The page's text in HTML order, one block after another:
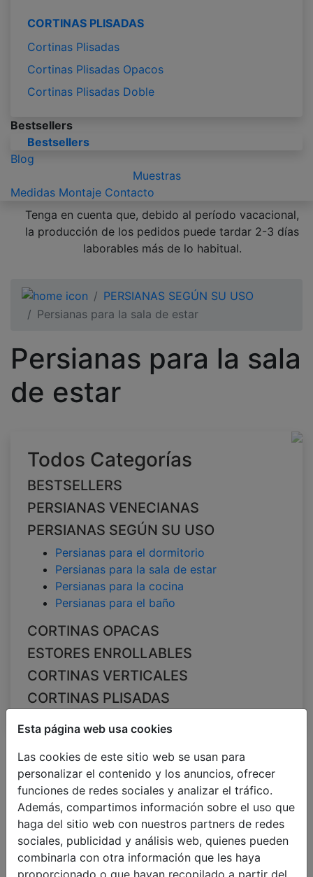
Esta página web usa cookies
Las cookies de este sitio web se usan para
personalizar el contenido y los anuncios, ofrecer
funciones de redes sociales y analizar el tráfico.
Además, compartimos información sobre el uso que
haga del sitio web con nuestros partners de redes
sociales, publicidad y análisis web, quienes pueden
combinarla con otra información que les haya
proporcionado o que hayan recopilado a partir del
CORTINAS PLISADAS
Cortinas Plisadas
Cortinas Plisadas Opacos
Cortinas Plisadas Doble
Bestsellers
Bestsellers
Blog
Muestras
Medidas Montaje Contacto
Tenga en cuenta que, debido al período vacacional,
la producción de los pedidos puede tardar 2-3 días
laborables más de lo habitual.
PERSIANAS SEGÚN SU USO
Persianas para la sala de estar
Persianas para la sala
de estar
Todos Categorías
BESTSELLERS
PERSIANAS VENECIANAS
PERSIANAS SEGÚN SU USO
Persianas para el dormitorio
Persianas para la sala de estar
Persianas para la cocina
Persianas para el baño
CORTINAS OPACAS
ESTORES ENROLLABLES
CORTINAS VERTICALES
CORTINAS PLISADAS
Todos Categorías Filtrar Dimensiones
Color Tamaño de las laminillas
por
Persianas para la sala de estar
65mm